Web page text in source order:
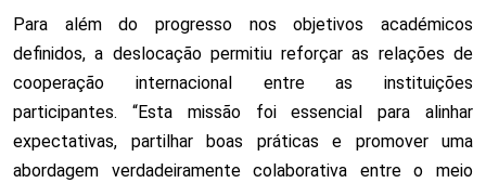
Para além do progresso nos objetivos académicos
definidos, a deslocação permitiu reforçar as relações de
cooperação internacional entre as instituições
participantes. “Esta missão foi essencial para alinhar
expectativas, partilhar boas práticas e promover uma
abordagem verdadeiramente colaborativa entre o meio